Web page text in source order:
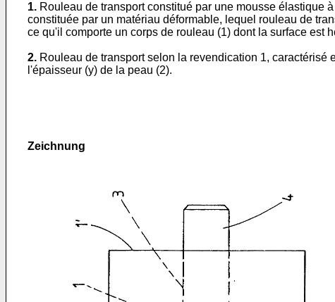
1. Rouleau de transport constitué par une mousse élastique
constituée par un matériau déformable, lequel rouleau de
ce qu'il comporte un corps de rouleau (1) dont la surface est
2. Rouleau de transport selon la revendication 1,
l'épaisseur (y) de la peau (2).
Zeichnung